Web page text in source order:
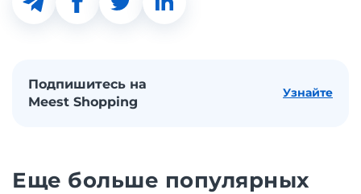
Подпишитесь на
Meest Shopping
Узнайте
Еще больше популярных